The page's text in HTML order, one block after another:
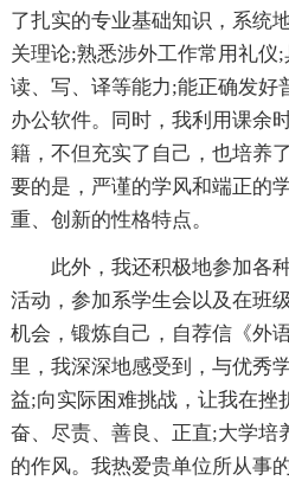
了扎实的专业基础知识，系统
关理论;熟悉涉外工作常用礼仪;
读、写、译等能力;能正确发好
办公软件。同时，我利用课余
籍，不但充实了自己，也培养
要的是，严谨的学风和端正的
重、创新的性格特点。
此外，我还积极地参加各
活动，参加系学生会以及在班
机会，锻炼自己，自荐信《外
里，我深深地感受到，与优秀
益;向实际困难挑战，让我在挫
奋、尽责、善良、正直;大学培
的作风。我热爱贵单位所从事